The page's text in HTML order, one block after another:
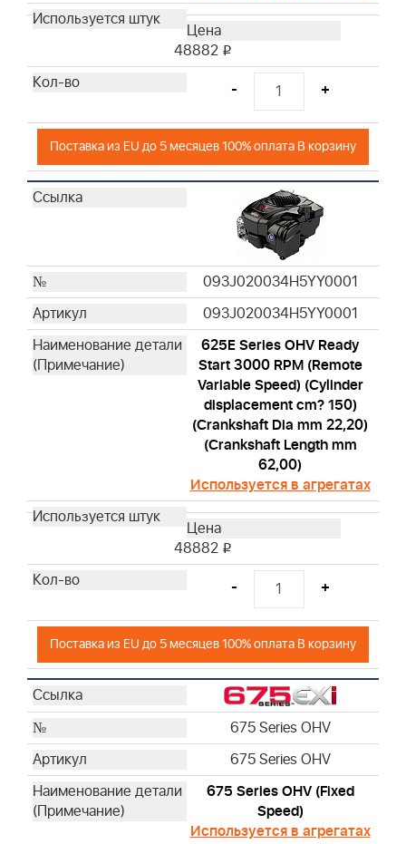
48882 i
- +
Поставка из EU до 5 месяцев 100% оплата В корзину
093J020034H5YY0001
093J020034H5YY0001
625E Series OHV Ready
Start 3000 RPM (Remote
Variable Speed) (Cylinder
displacement cm? 150)
(Crankshaft Dia mm 22,20)
(Crankshaft Length mm
62,00)
Используется в агрегатах
48882 i
- +
Поставка из EU до 5 месяцев 100% оплата В корзину
675 Series OHV
675 Series OHV
675 Series OHV (Fixed
Speed)
Используется в агрегатах